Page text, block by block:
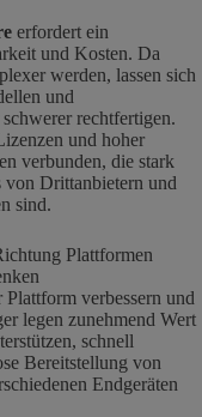
erfordert ein
und Kosten. Da
werden, lassen sich
und
rechtfertigen.
und hoher
verbunden, die stark
von Drittanbietern und
sind.
Plattformen
verbessern und
legen zunehmend Wert
schnell
Bereitstellung von
Endgeräten